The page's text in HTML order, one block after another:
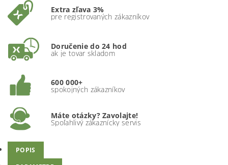
Extra zľava 3%
pre registrovaných zákazníkov
Doručenie do 24 hod
ak je tovar skladom
600 000+
spokojných zákazníkov
Máte otázky? Zavolajte!
Spoľahlivý zákaznícky servis
POPIS